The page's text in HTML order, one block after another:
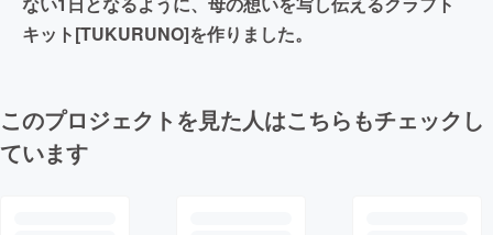
キット[TUKURUNO]を作りました。
このプロジェクトを見た人はこちらもチェックし
ています